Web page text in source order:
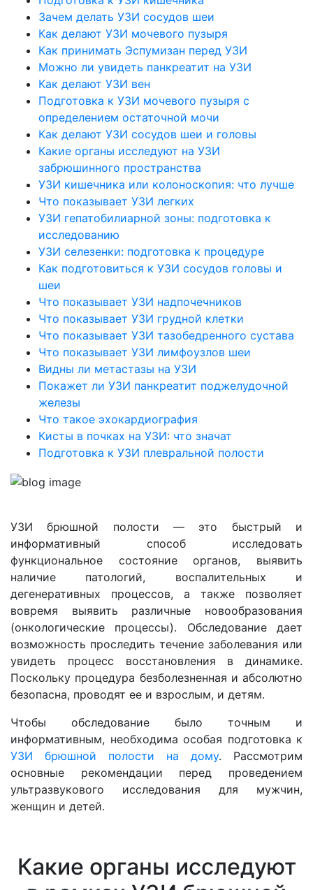
Зачем делать УЗИ сосудов шеи
Как делают УЗИ мочевого пузыря
Как принимать Эспумизан перед УЗИ
Можно ли увидеть панкреатит на УЗИ
Как делают УЗИ вен
Подготовка к УЗИ мочевого пузыря с
определением остаточной мочи
Как делают УЗИ сосудов шеи и головы
Какие органы исследуют на УЗИ
забрюшинного пространства
УЗИ кишечника или колоноскопия: что лучше
Что показывает УЗИ легких
УЗИ гепатобилиарной зоны: подготовка к
исследованию
УЗИ селезенки: подготовка к процедуре
Как подготовиться к УЗИ сосудов головы и
шеи
Что показывает УЗИ надпочечников
Что показывает УЗИ грудной клетки
Что показывает УЗИ тазобедренного сустава
Что показывает УЗИ лимфоузлов шеи
Видны ли метастазы на УЗИ
Покажет ли УЗИ панкреатит поджелудочной
железы
Что такое эхокардиография
Кисты в почках на УЗИ: что значат
Подготовка к УЗИ плевральной полости
УЗИ брюшной полости — это быстрый и
информативный способ исследовать
функциональное состояние органов, выявить
наличие патологий, воспалительных и
дегенеративных процессов, а также позволяет
вовремя выявить различные новообразования
(онкологические процессы). Обследование дает
возможность проследить течение заболевания или
увидеть процесс восстановления в динамике.
Поскольку процедура безболезненная и абсолютно
безопасна, проводят ее и взрослым, и детям.
Чтобы обследование было точным и
информативным, необходима особая подготовка к
УЗИ брюшной полости на дому. Рассмотрим
основные рекомендации перед проведением
ультразвукового исследования для мужчин,
женщин и детей.
Какие органы исследуют